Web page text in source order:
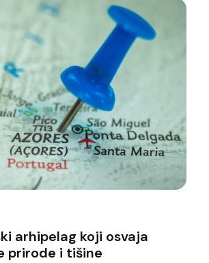
arhipelag koji osvaja
prirode i tišine